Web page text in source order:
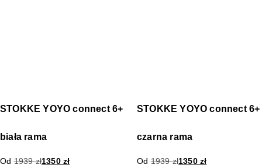
STOKKE YOYO connect 6+
biała rama
Od1939zł1350zł
STOKKE YOYO connect 6+
czarna rama
Od1939zł1350zł